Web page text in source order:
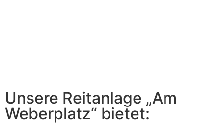
Unsere Reitanlage „Am
Weberplatz“ bietet: